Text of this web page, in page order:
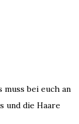
bei euch an
und die Haare